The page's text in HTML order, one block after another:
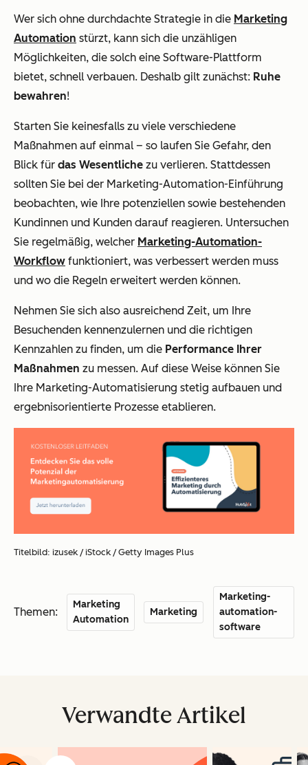
Wer sich ohne durchdachte Strategie in die Marketing
Automation stürzt, kann sich die unzähligen
Möglichkeiten, die solch eine Software-Plattform
bietet, schnell verbauen. Deshalb gilt zunächst: Ruhe
bewahren!
Starten Sie keinesfalls zu viele verschiedene
Maßnahmen auf einmal – so laufen Sie Gefahr, den
Blick für das Wesentliche zu verlieren. Stattdessen
sollten Sie bei der Marketing-Automation-Einführung
beobachten, wie Ihre potenziellen sowie bestehenden
Kundinnen und Kunden darauf reagieren. Untersuchen
Sie regelmäßig, welcher Marketing-Automation-
Workflow funktioniert, was verbessert werden muss
und wo die Regeln erweitert werden können.
Nehmen Sie sich also ausreichend Zeit, um Ihre
Besuchenden kennenzulernen und die richtigen
Kennzahlen zu finden, um die Performance Ihrer
Maßnahmen zu messen. Auf diese Weise können Sie
Ihre Marketing-Automatisierung stetig aufbauen und
ergebnisorientierte Prozesse etablieren.
Titelbild: izusek / iStock / Getty Images Plus
Themen:
Marketing
Automation
Marketing
Marketing-
automation-
software
Verwandte Artikel